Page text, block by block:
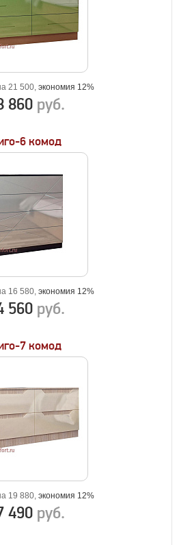
21 500, экономия 12%
860 руб.
6 комод
16 580, экономия 12%
560 руб.
7 комод
19 880, экономия 12%
490 руб.